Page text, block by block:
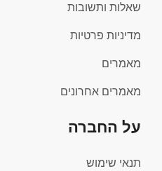
שאלות ותשובות
מדיניות פרטיות
מאמרים
מאמרים אחרונים
על החברה
תנאי שימוש